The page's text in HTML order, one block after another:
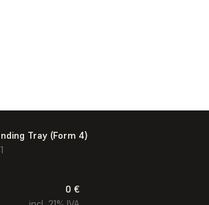
Tray (Form 4)
0 €